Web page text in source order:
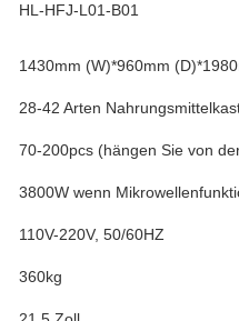
HL-HFJ-L01-B01
1430mm (W)*960mm
28-42 Arten
70-200pcs (hängen Sie von
3800W wenn
110V-220V, 50/60HZ
360kg